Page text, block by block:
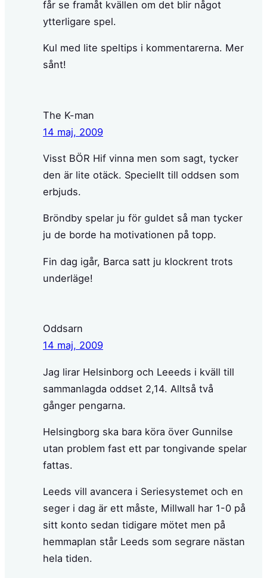
får se framåt kvällen om det blir något
ytterligare spel.
Kul med lite speltips i kommentarerna. Mer
sånt!
The K-man
14 maj, 2009
Visst BÖR Hif vinna men som sagt, tycker
den är lite otäck. Speciellt till oddsen som
erbjuds.
Bröndby spelar ju för guldet så man tycker
ju de borde ha motivationen på topp.
Fin dag igår, Barca satt ju klockrent trots
underläge!
Oddsarn
14 maj, 2009
Jag lirar Helsinborg och Leeeds i kväll till
sammanlagda oddset 2,14. Alltså två
gånger pengarna.
Helsingborg ska bara köra över Gunnilse
utan problem fast ett par tongivande spelar
fattas.
Leeds vill avancera i Seriesystemet och en
seger i dag är ett måste, Millwall har 1-0 på
sitt konto sedan tidigare mötet men på
hemmaplan står Leeds som segrare nästan
hela tiden.